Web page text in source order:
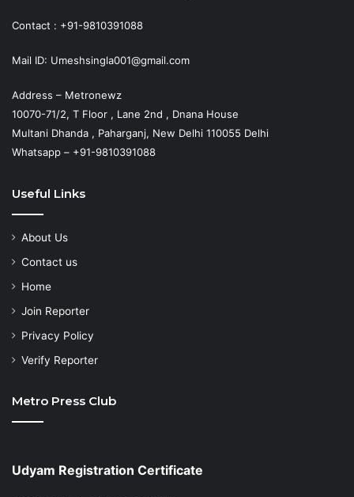
Contact : +91-9810391088
Mail ID: Umeshsingla001@gmail.com
Address – Metronewz
10070-71/2, T Floor , Lane 2nd , Dnana House
Multani Dhanda , Paharganj, New Delhi 110055 Delhi
Whatsapp – +91-9810391088
Useful Links
About Us
Contact us
Home
Join Reporter
Privacy Policy
Verify Reporter
Metro Press Club
Udyam Registration Certificate